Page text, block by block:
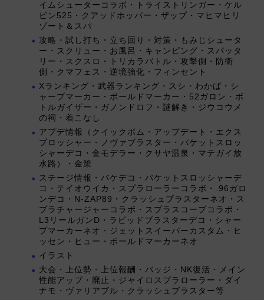
イムシューターコラボ・トライストリンガー・ケル
ビン525・クアッドホッパー・ザップ・マヒマヒリ
ゾート＆スパ
攻略・試し打ち・立ち回り・対策・もみじシュータ
ー・スクリュー・お風呂・キャンピング・スパッタ
リー・スクスロ・トリカラバトル・攻撃側・防衛
側・クマフェス・逆境強化・フィンセント
Xランキング・武器ランキング・スシ・わかば・シ
ャープマーカー・ボールドマーカー・52ガロン・ボ
トルガイザー・ガノンドロフ・謎解き・ジウコウメ
の祠・着こなし
アプデ情報（クイックボム・アップデート・エクス
プロッシャー・ノヴァブラスター・バケットスロッ
シャーデコ・金モデラー・クサヤ温泉・マテガイ放
水路）・金策
ステージ情報・バケデコ・バケットスロッシャーデ
コ・テイオウイカ・スプラローラーコラボ・.96ガロ
ンデコ・N-ZAP89・クラッシュブラスターネオ・ス
プラチャージャーコラボ・スプラスコープコラボ・
L3リールガンD・ラピッドブラスターデコ・シャー
プマーカーネオ・ジェットスイーパーカスタム・ヒ
ッセン・ヒュー・ボールドマーカーネオ
イラスト
大会・上位勢・上位報酬・バッジ・NK復活・メイン
性能アップ・廃止・ジャイロスプラローラー・ダイ
ナモ・ヴァリアブル・クラッシュブラスター等